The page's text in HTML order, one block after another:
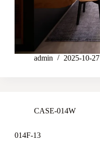
admin 2025-10-27
CASE-014W
014F-13